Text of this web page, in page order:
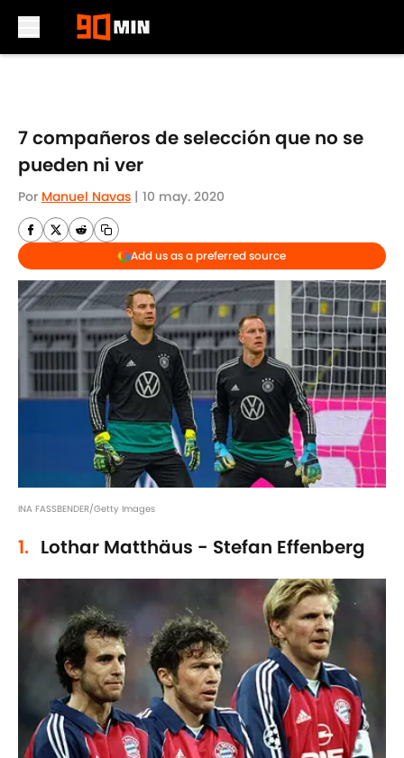
7 compañeros de selección que no se
pueden ni ver
Por Manuel Navas | 10 may. 2020
Add us as a preferred source
INA FASSBENDER/Getty Images
1. Lothar Matthäus - Stefan Effenberg